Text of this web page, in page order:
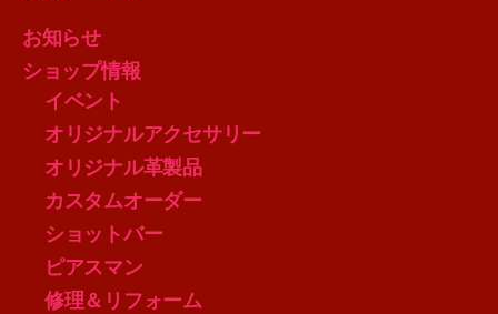
お知らせ
ショップ情報
イベント
オリジナルアクセサリー
オリジナル革製品
カスタムオーダー
ショットバー
ピアスマン
修理＆リフォーム